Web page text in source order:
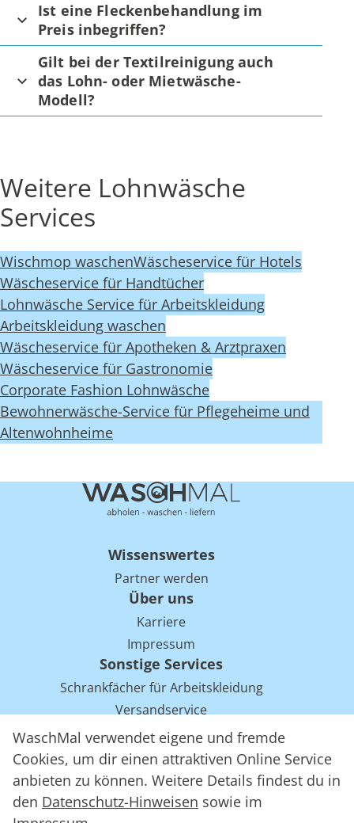
WaschMal verwendet eigene und fremde
Cookies, um dir einen attraktiven Online Service
anbieten zu können. Weitere Details findest du in
den Datenschutz-Hinweisen sowie im
Ist eine Fleckenbehandlung im
Preis inbegriffen?
Gilt bei der Textilreinigung auch
das Lohn- oder Mietwäsche-
Modell?
Weitere Lohnwäsche
Services
Wischmop waschenWäscheservice für Hotels
Wäscheservice für Handtücher
Lohnwäsche Service für Arbeitskleidung
Arbeitskleidung waschen
Wäscheservice für Apotheken & Arztpraxen
Wäscheservice für Gastronomie
Corporate Fashion Lohnwäsche
Bewohnerwäsche-Service für Pflegeheime und
Altenwohnheime
Wissenswertes
Partner werden
Über uns
Karriere
Impressum
Sonstige Services
Schrankfächer für Arbeitskleidung
Versandservice
Einsparpotentiale für Mietwäsche bei Arbeitskleidung
Arbeitskleidung Tracking mit RFID
WaschMal GmbH 2016 – 2026